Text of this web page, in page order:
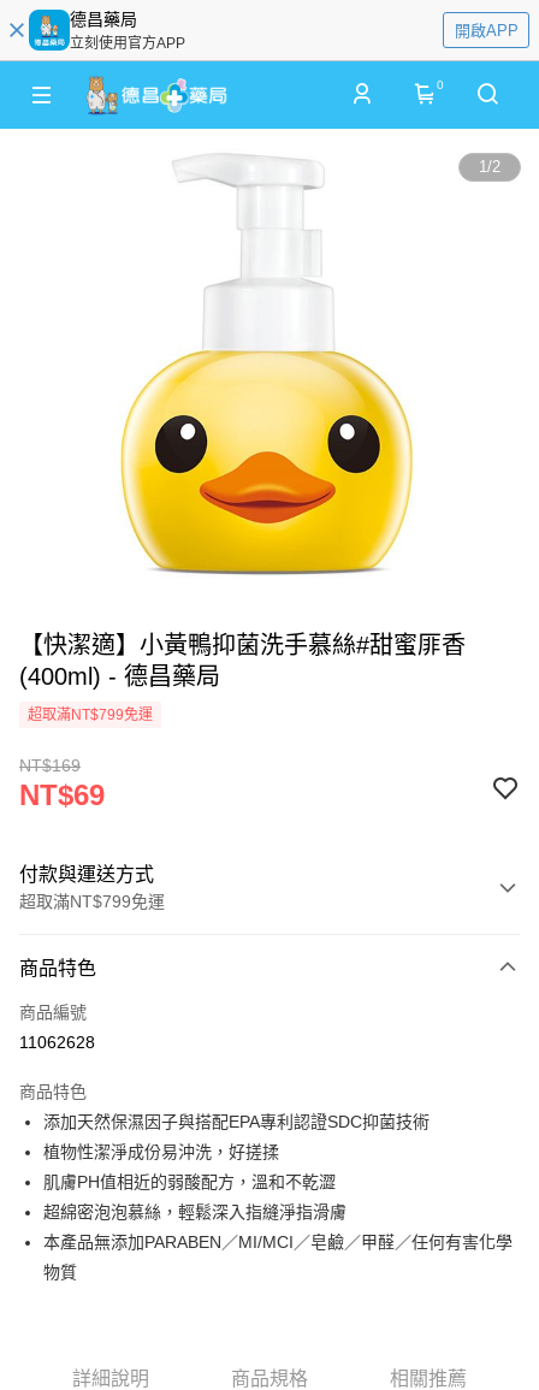
德昌藥局
立刻使用官方APP
開啟APP
0
1/2
【快潔適】小黃鴨抑菌洗手慕絲#甜蜜厞香
(400ml) - 德昌藥局
超取滿NT$799免運
NT$169
NT$69
付款與運送方式
超取滿NT$799免運
信用卡一次付款
超商取貨付款
Apple Pay
街口支付
悠遊付
Google Pay
相關說明
商品特色
商品編號
11062628
商品特色
添加天然保濕因子與搭配EPA專利認證SDC抑菌技術
植物性潔淨成份易沖洗，好搓揉
肌膚PH值相近的弱酸配方，溫和不乾澀
超綿密泡泡慕絲，輕鬆深入指縫淨指滑膚
本產品無添加PARABEN／MI/MCI／皂鹼／甲醛／任何有害化學
物質
詳細說明 商品規格 相關推薦